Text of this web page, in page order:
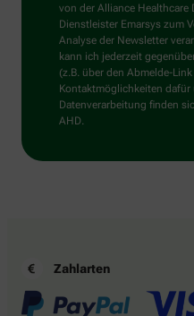
von der Alliance Healthcare
Dienstleister Emarsys zum
Analyse der Newsletter
kann ich jederzeit
(z.B. über den Abmelde-
Kontaktmöglichkeiten
Datenverarbeitung finden
AHD.
Zahlarten